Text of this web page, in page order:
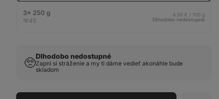
3× 250 g
45
4,56 € / 100 g
Dlhodobo nedostupné
🥺Dlhodobo nedostupné
Zapni si stráženie a my ti dáme vedieť akonáhle bude
skladom